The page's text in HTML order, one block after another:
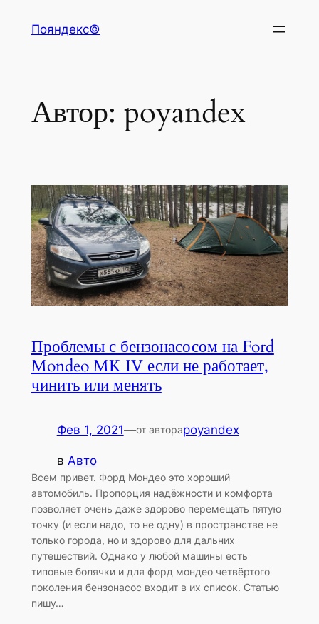
Пояндекс©
Автор: poyandex
Проблемы с бензонасосом на Ford
Mondeo MK IV если не работает,
чинить или менять
Фев 1, 2021—от автораpoyandex
в Авто
Всем привет. Форд Мондео это хороший
автомобиль. Пропорция надёжности и комфорта
позволяет очень даже здорово перемещать пятую
точку (и если надо, то не одну) в пространстве не
только города, но и здорово для дальних
путешествий. Однако у любой машины есть
типовые болячки и для форд мондео четвёртого
поколения бензонасос входит в их список. Статью
пишу…